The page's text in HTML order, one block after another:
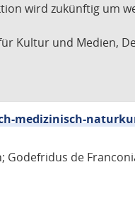
wird zukünftig um
Kultur und Medien,
medizinisch-
Godefridus de